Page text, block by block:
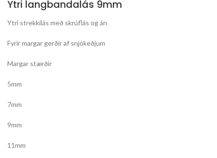
Ytri langbandalás 9mm
Ytri strekkilás með skrúflás og án
Fyrir margar gerðir af snjókeðjum
Margar stærðir
5mm
7mm
9mm
11mm